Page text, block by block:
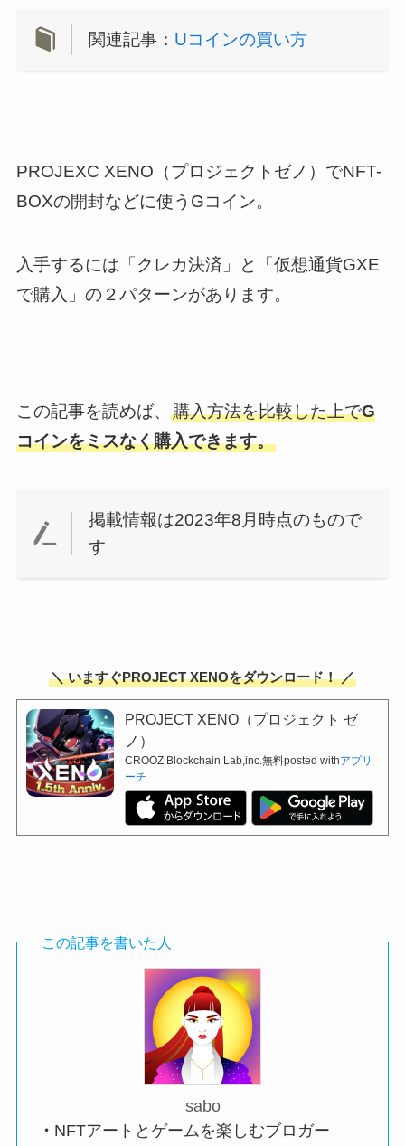
関連記事： Uコインの買い方
PROJEXC XENO（プロジェクトゼノ）でNFT-
BOXの開封などに使うGコイン。
入手するには「クレカ決済」と「仮想通貨GXE
で購入」の２パターンがあります。
この記事を読めば、 購入方法を比較した上でG
コインをミスなく購入できます。
掲載情報は2023年8月時点のもので
す
＼ いますぐPROJECT XENOをダウンロード！ ／
PROJECT XENO（プロジェクト ゼ
ノ）
CROOZ Blockchain Lab,inc.無料posted withアプリ
ーチ
この記事を書いた人
sabo
・ NFTアートとゲームを楽しむブロガー